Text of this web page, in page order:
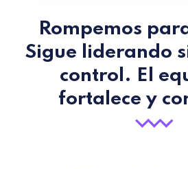
Rompemos
Sigue liderando
control. El
fortalece y